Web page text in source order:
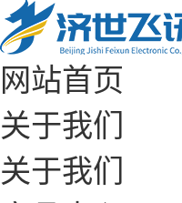
网站首页
关于我们
关于我们